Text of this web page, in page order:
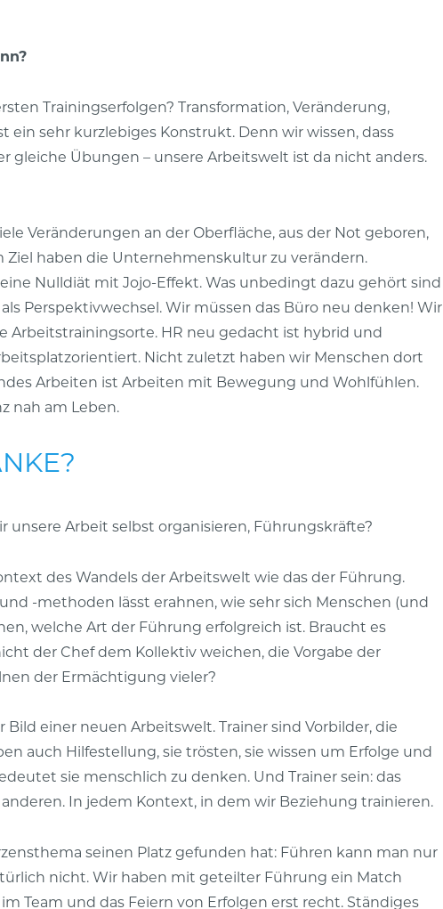
Trainingserfolgen? Transformation, Veränderung,
ein sehr kurzlebiges Konstrukt. Denn wir wissen, dass
gleiche Übungen – unsere Arbeitswelt ist da nicht anders.
Veränderungen an der Oberfläche, aus der Not geboren,
Ziel haben die Unternehmenskultur zu verändern.
Nulldiät mit Jojo-Effekt. Was unbedingt dazu gehört sind
Perspektivwechsel. Wir müssen das Büro neu denken! Wir
Arbeitstrainingsorte. HR neu gedacht ist hybrid und
Nicht zuletzt haben wir Menschen dort
Arbeiten ist Arbeiten mit Bewegung und Wohlfühlen.
nah am Leben.
unsere Arbeit selbst organisieren, Führungskräfte?
des Wandels der Arbeitswelt wie das der Führung.
-methoden lässt erahnen, wie sehr sich Menschen (und
welche Art der Führung erfolgreich ist. Braucht es
der Chef dem Kollektiv weichen, die Vorgabe der
der Ermächtigung vieler?
Bild einer neuen Arbeitswelt. Trainer sind Vorbilder, die
auch Hilfestellung, sie trösten, sie wissen um Erfolge und
sie menschlich zu denken. Und Trainer sein: das
In jedem Kontext, in dem wir Beziehung trainieren.
seinen Platz gefunden hat: Führen kann man nur
nicht. Wir haben mit geteilter Führung ein Match
Team und das Feiern von Erfolgen erst recht. Ständiges